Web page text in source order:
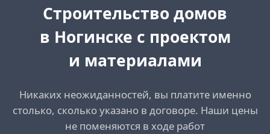
Cтроительство домов
в Ногинске с проектом
и материалами
Никаких неожиданностей, вы платите именно
столько, сколько указано в договоре. Наши цены
не поменяются в ходе работ